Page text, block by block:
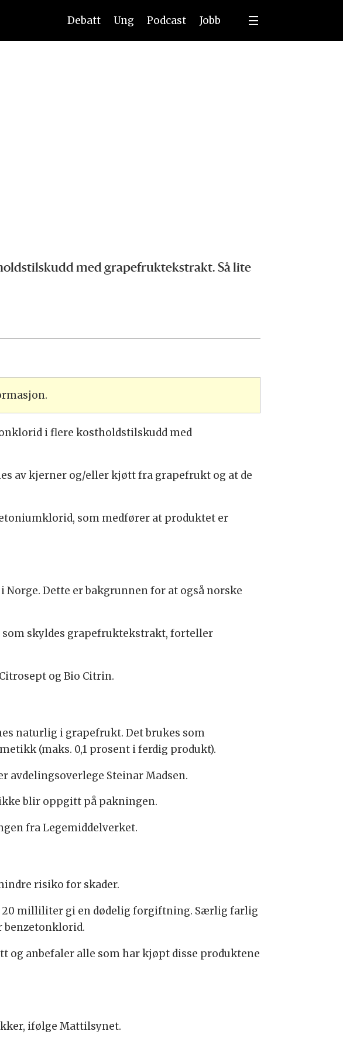
Debatt Ung Podcast Jobb
med grapefruktekstrakt. Så lite
i flere kostholdstilskudd med
av kjerner og/eller kjøtt fra grapefrukt og at de
som medfører at produktet er
Dette er bakgrunnen for at også norske
skyldes grapefruktekstrakt, forteller
og Bio Citrin.
naturlig i grapefrukt. Det brukes som
(maks. 0,1 prosent i ferdig produkt).
Steinar Madsen.
blir oppgitt på pakningen.
fra Legemiddelverket.
risiko for skader.
20 milliliter gi en dødelig forgiftning. Særlig farlig
benzetonklorid.
og anbefaler alle som har kjøpt disse produktene
ifølge Mattilsynet.